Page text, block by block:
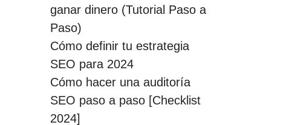
ganar dinero (Tutorial Paso a
Paso)
Cómo definir tu estrategia
SEO para 2024
Cómo hacer una auditoría
SEO paso a paso [Checklist
2024]